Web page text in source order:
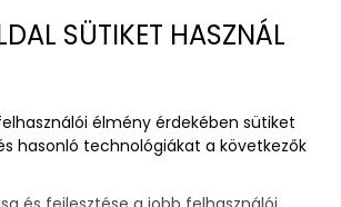
és nem tombolnak közben a
percet az a félelmetes
aki enyhített a félelmükön.
SÜTIKET HASZNÁL
élmény érdekében sütiket
hasonló technológiákat a következők